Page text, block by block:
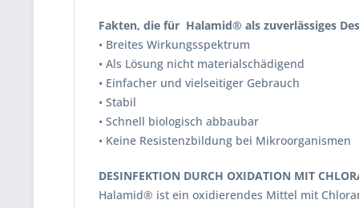
Fakten, die für Halamid® als zuverlässiges
• Breites Wirkungsspektrum
• Als Lösung nicht materialschädigend
• Einfacher und vielseitiger Gebrauch
• Stabil
• Schnell biologisch abbaubar
• Keine Resistenzbildung bei Mikroorganismen
DESINFEKTION DURCH OXIDATION MIT
Halamid® ist ein oxidierendes Mittel mit